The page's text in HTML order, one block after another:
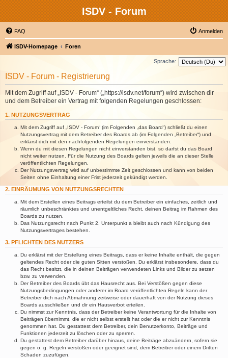
ISDV - Forum
FAQ Anmelden
ISDV-Homepage Foren
Sprache:
ISDV - Forum - Registrierung
Mit dem Zugriff auf „ISDV - Forum“ („https://isdv.net/forum“) wird zwischen dir
und dem Betreiber ein Vertrag mit folgenden Regelungen geschlossen:
1. NUTZUNGSVERTRAG
Mit dem Zugriff auf „ISDV - Forum“ (im Folgenden „das Board“) schließt du einen
Nutzungsvertrag mit dem Betreiber des Boards ab (im Folgenden „Betreiber“) und
erklärst dich mit den nachfolgenden Regelungen einverstanden.
Wenn du mit diesen Regelungen nicht einverstanden bist, so darfst du das Board
nicht weiter nutzen. Für die Nutzung des Boards gelten jeweils die an dieser Stelle
veröffentlichten Regelungen.
Der Nutzungsvertrag wird auf unbestimmte Zeit geschlossen und kann von beiden
Seiten ohne Einhaltung einer Frist jederzeit gekündigt werden.
2. EINRÄUMUNG VON NUTZUNGSRECHTEN
Mit dem Erstellen eines Beitrags erteilst du dem Betreiber ein einfaches, zeitlich und
räumlich unbeschränktes und unentgeltliches Recht, deinen Beitrag im Rahmen des
Boards zu nutzen.
Das Nutzungsrecht nach Punkt 2, Unterpunkt a bleibt auch nach Kündigung des
Nutzungsvertrages bestehen.
3. PFLICHTEN DES NUTZERS
Du erklärst mit der Erstellung eines Beitrags, dass er keine Inhalte enthält, die gegen
geltendes Recht oder die guten Sitten verstoßen. Du erklärst insbesondere, dass du
das Recht besitzt, die in deinen Beiträgen verwendeten Links und Bilder zu setzen
bzw. zu verwenden.
Der Betreiber des Boards übt das Hausrecht aus. Bei Verstößen gegen diese
Nutzungsbedingungen oder anderer im Board veröffentlichten Regeln kann der
Betreiber dich nach Abmahnung zeitweise oder dauerhaft von der Nutzung dieses
Boards ausschließen und dir ein Hausverbot erteilen.
Du nimmst zur Kenntnis, dass der Betreiber keine Verantwortung für die Inhalte von
Beiträgen übernimmt, die er nicht selbst erstellt hat oder die er nicht zur Kenntnis
genommen hat. Du gestattest dem Betreiber, dein Benutzerkonto, Beiträge und
Funktionen jederzeit zu löschen oder zu sperren.
Du gestattest dem Betreiber darüber hinaus, deine Beiträge abzuändern, sofern sie
gegen o. g. Regeln verstoßen oder geeignet sind, dem Betreiber oder einem Dritten
Schaden zuzufügen.